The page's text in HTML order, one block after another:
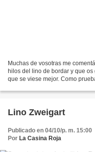
Muchas de vosotras me
hilos del lino de bordar y que
que se viese mejor. Como
Lino Zweigart
Publicado en 04/10/p. m. 15:00
Por La Casina Roja